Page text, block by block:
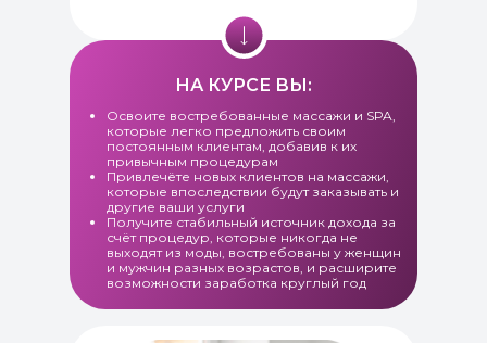
Освоите востребованные массажи и SPA,
которые легко предложить своим
постоянным клиентам, добавив к их
привычным процедурам
Привлечёте новых клиентов на массажи,
которые впоследствии будут заказывать и
другие ваши услуги
Получите стабильный источник дохода за
счёт процедур, которые никогда не
выходят из моды, востребованы у женщин
и мужчин разных возрастов, и расширите
возможности заработка круглый год
НА КУРСЕ ВЫ: